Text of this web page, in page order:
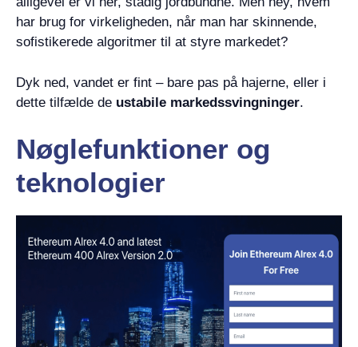
har brug for virkeligheden, når man har skinnende,
sofistikerede algoritmer til at styre markedet?
Dyk ned, vandet er fint – bare pas på hajerne, eller i
dette tilfælde de ustabile markedssvingninger.
Nøglefunktioner og
teknologier